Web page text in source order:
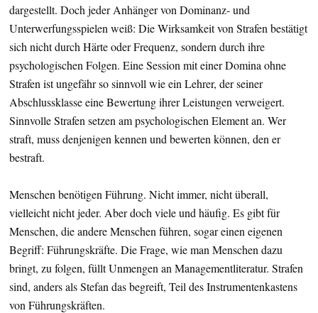
dargestellt. Doch jeder Anhänger von Dominanz- und
Unterwerfungsspielen weiß: Die Wirksamkeit von Strafen bestätigt
sich nicht durch Härte oder Frequenz, sondern durch ihre
psychologischen Folgen. Eine Session mit einer Domina ohne
Strafen ist ungefähr so sinnvoll wie ein Lehrer, der seiner
Abschlussklasse eine Bewertung ihrer Leistungen verweigert.
Sinnvolle Strafen setzen am psychologischen Element an. Wer
straft, muss denjenigen kennen und bewerten können, den er
bestraft.
Menschen benötigen Führung. Nicht immer, nicht überall,
vielleicht nicht jeder. Aber doch viele und häufig. Es gibt für
Menschen, die andere Menschen führen, sogar einen eigenen
Begriff: Führungskräfte. Die Frage, wie man Menschen dazu
bringt, zu folgen, füllt Unmengen an Managementliteratur. Strafen
sind, anders als Stefan das begreift, Teil des Instrumentenkastens
von Führungskräften.